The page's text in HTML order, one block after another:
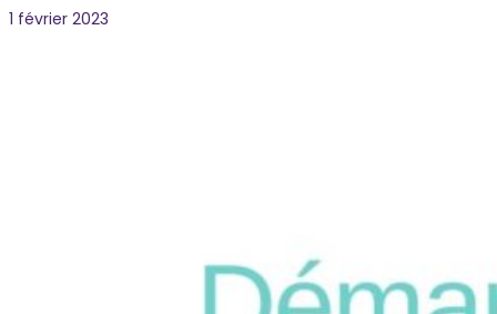
1 février 2023